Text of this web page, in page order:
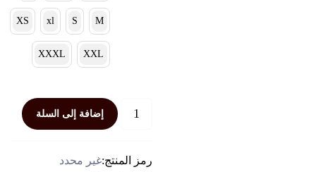
M
S
xl
XS
XXL
XXXL
إضافة إلى السلة
رمز المنتج:غير محدد